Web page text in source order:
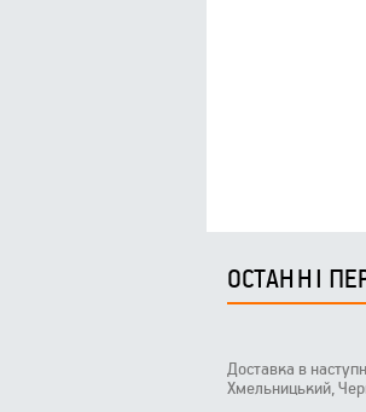
ОСТАННІ
Доставка в
Хмельницький,